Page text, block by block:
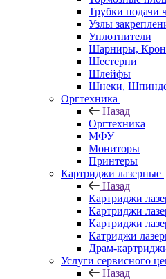
Трубки подачи
Узлы
Уплотнители
Шарниры,
Шестерни
Шлейфы
Шнеки,
Оргтехника
Назад
Оргтехника
МФУ
Мониторы
Принтеры
Картриджи лазерные
Назад
Картриджи
Картриджи
Картриджи
Катриджи
Драм-
Услуги сервисного
Назад